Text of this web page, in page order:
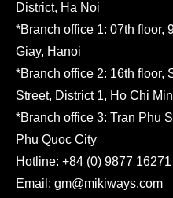
District, Ha Noi
*Branch office 1: 07th floor,
Giay, Hanoi
*Branch office 2: 16th floor,
Street, District 1, Ho Chi
*Branch office 3: Tran Phu
Phu Quoc City
Hotline: +84 (0) 9877 16271
Email: gm@mikiways.com